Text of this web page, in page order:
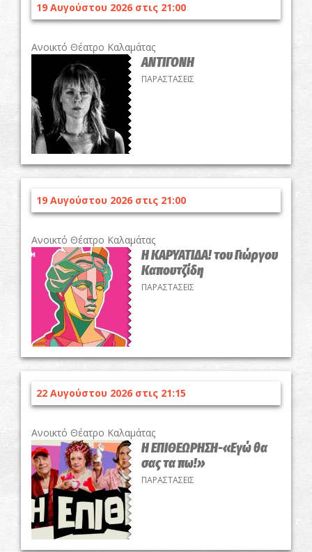
19 Αυγούστου 2026 στις 21:00
Ανοικτό Θέατρο Καλαμάτας
ΑΝΤΙΓΟΝΗ
ΠΑΡΑΣΤΑΣΕΙΣ
19 Αυγούστου 2026 στις 21:00
Ανοικτό Θέατρο Καλαμάτας
Η ΚΑΡΥΑΤΙΔΑ! του Γιώργου
Καπουτζίδη
ΠΑΡΑΣΤΑΣΕΙΣ
22 Αυγούστου 2026 στις 21:15
Ανοικτό Θέατρο Καλαμάτας
Η ΕΠΙΘΕΩΡΗΣΗ-«Εγώ θα
σας τα πω!»
ΠΑΡΑΣΤΑΣΕΙΣ